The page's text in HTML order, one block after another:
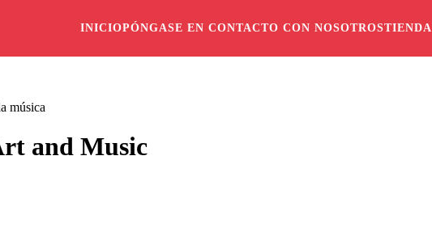
INICIOPÓNGASE EN CONTACTO CON NOSOTROSTIENDA
música
and Music